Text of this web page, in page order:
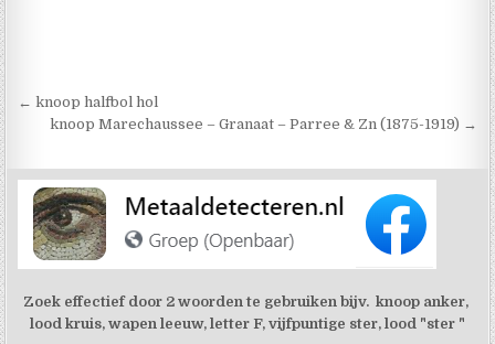
Berichtnavigatie
← knoop halfbol hol
knoop Marechaussee – Granaat – Parree & Zn (1875-1919) →
Zoek effectief door 2 woorden te gebruiken bijv. knoop anker,
lood kruis, wapen leeuw, letter F, vijfpuntige ster, lood "ster "